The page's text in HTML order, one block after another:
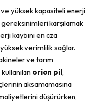
yüksek kapasiteli enerji
gereksinimleri karşılamak
kaybını en aza
verimlilik sağlar.
ve tarım
orion pil,
aksamamasına
düşürürken,